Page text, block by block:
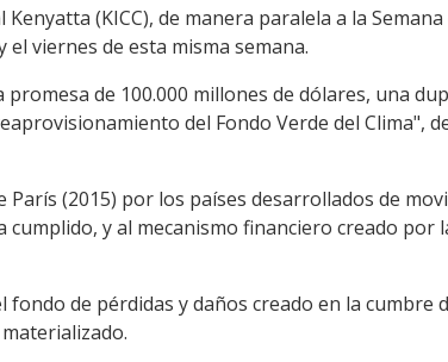
(KICC), de manera paralela a la Semana
viernes de esta misma semana.
de 100.000 millones de dólares, una
del Fondo Verde del Clima",
(2015) por los países desarrollados de
y al mecanismo financiero creado por
de pérdidas y daños creado en la cumbre